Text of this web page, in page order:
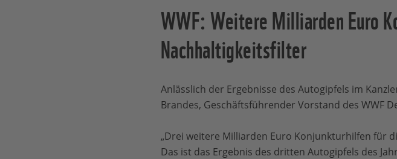
WWF: Weitere Milliarden Euro
Nachhaltigkeitsfilter
Anlässlich der Ergebnisse des Autogipfels im
Brandes, Geschäftsführender Vorstand des WWF
„Drei weitere Milliarden Euro Konjunkturhilfen für
Das ist das Ergebnis des dritten Autogipfels des